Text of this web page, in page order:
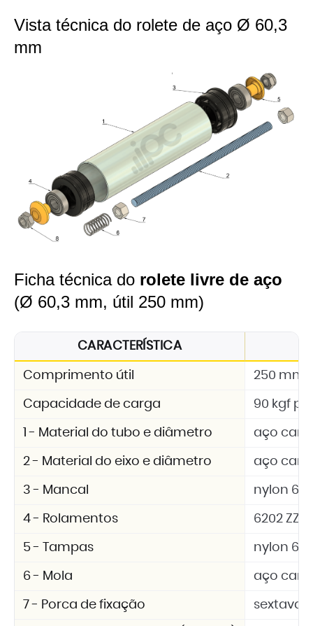
Vista técnica do rolete de aço Ø 60,3
mm
Ficha técnica do rolete livre de aço
(Ø 60,3 mm, útil 250 mm)
CARACTERÍSTICA
Comprimento útil 250 mm
Capacidade de carga 90 kgf
1 - Material do tubo e diâmetro aço
2 - Material do eixo e diâmetro aço
3 - Mancal nylon 6.6
4 - Rolamentos 6202 ZZ
5 - Tampas nylon 6.6
6 - Mola aço
7 - Porca de fixação